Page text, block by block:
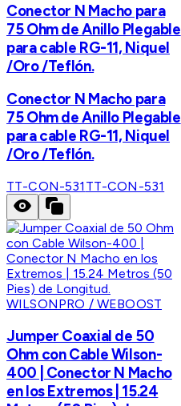
Conector N Macho para
75 Ohm de Anillo Plegable
para cable RG-11, Niquel
/Oro /Teflón.
Conector N Macho para
75 Ohm de Anillo Plegable
para cable RG-11, Niquel
/Oro /Teflón.
TT-CON-531 TT-CON-531
WILSONPRO / WEBOOST
Jumper Coaxial de 50
Ohm con Cable Wilson-
400 | Conector N Macho
en los Extremos | 15.24